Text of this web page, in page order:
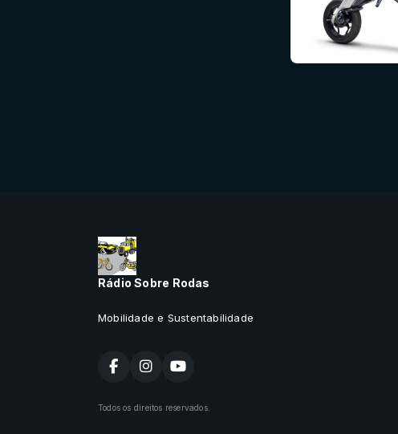
Rádio Sobre Rodas
Mobilidade e Sustentabilidade
Todos os direitos reservados.